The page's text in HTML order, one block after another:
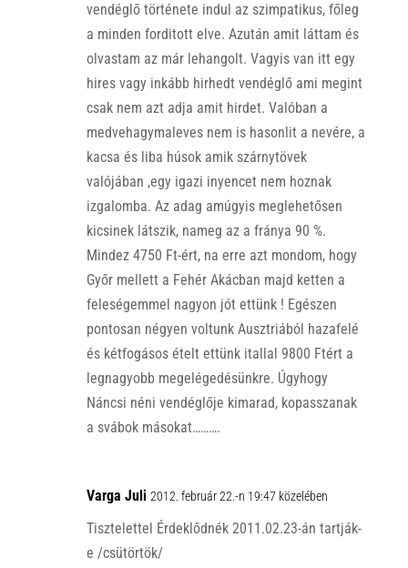
vendéglő története indul az szimpatikus, főleg
a minden forditott elve. Azután amit láttam és
olvastam az már lehangolt. Vagyis van itt egy
hires vagy inkább hirhedt vendéglő ami megint
csak nem azt adja amit hirdet. Valóban a
medvehagymaleves nem is hasonlit a nevére, a
kacsa és liba húsok amik szárnytövek
valójában ,egy igazi inyencet nem hoznak
izgalomba. Az adag amúgyis meglehetősen
kicsinek látszik, nameg az a fránya 90 %.
Mindez 4750 Ft-ért, na erre azt mondom, hogy
Győr mellett a Fehér Akácban majd ketten a
feleségemmel nagyon jót ettünk ! Egészen
pontosan négyen voltunk Ausztriából hazafelé
és kétfogásos ételt ettünk itallal 9800 Ftért a
legnagyobb megelégedésünkre. Úgyhogy
Náncsi néni vendéglője kimarad, kopasszanak
a svábok másokat……….
Varga Juli 2012. február 22.-n 19:47 közelében
Tisztelettel Érdeklődnék 2011.02.23-án tartják-
e /csütörtök/